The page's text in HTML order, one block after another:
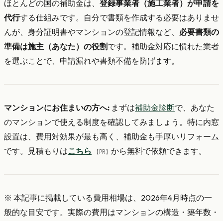
ほとんどの国の補助金は、 登録事業者（施工業者）が申請を
代行する仕組みです。自分で書類を作成する必要はありませ
んが、身分証明書やマンションの登記情報など、 必要書類の
準備は施主（あなた）の役割です。補助金対応に慣れた業者
を選ぶことで、申請漏れや書類不備を防げます。
マンションにお住まいの方へ: まずは補助金診断で、あなた
のマンションで使える制度を確認してみましょう。特に内窓
設置は、費用対効果が最も高く、補助金も手厚いリフォーム
です。見積もりはこちら 【PR】 から無料で依頼できます。
※ 本記事に掲載している費用相場は、2026年4月時点の一
般的な目安です。実際の費用はマンションの構造・築年数・